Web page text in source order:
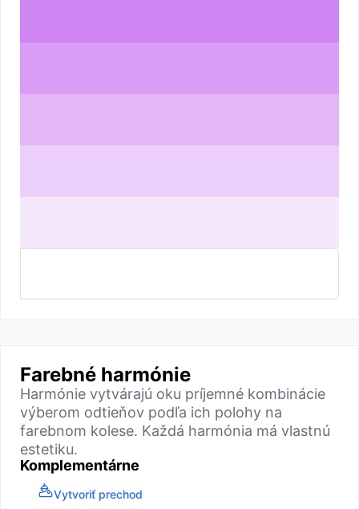
Farebné harmónie
Harmónie vytvárajú oku príjemné kombinácie
výberom odtieňov podľa ich polohy na
farebnom kolese. Každá harmónia má vlastnú
estetiku.
Komplementárne
Vytvoriť prechod